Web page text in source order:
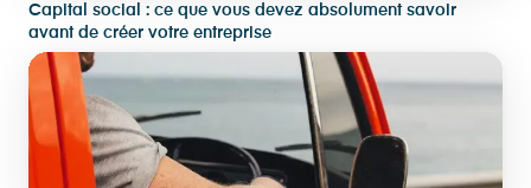
Capital social : ce que vous devez absolument savoir
avant de créer votre entreprise